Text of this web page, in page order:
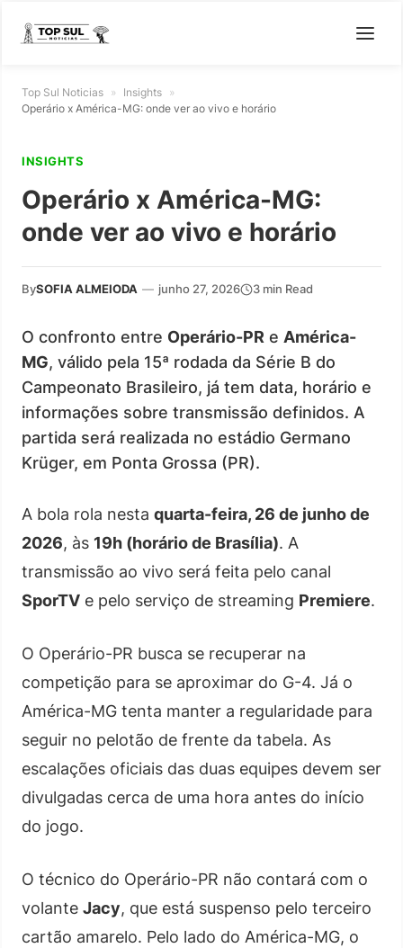
Top Sul Noticias » Insights »
Operário x América-MG: onde ver ao vivo e horário
INSIGHTS
Operário x América-MG:
onde ver ao vivo e horário
BySOFIA ALMEIODA — junho 27, 2026 3 min Read
O confronto entre Operário-PR e América-
MG, válido pela 15ª rodada da Série B do
Campeonato Brasileiro, já tem data, horário e
informações sobre transmissão definidos. A
partida será realizada no estádio Germano
Krüger, em Ponta Grossa (PR).
A bola rola nesta quarta-feira, 26 de junho de
2026, às 19h (horário de Brasília). A
transmissão ao vivo será feita pelo canal
SporTV e pelo serviço de streaming Premiere.
O Operário-PR busca se recuperar na
competição para se aproximar do G-4. Já o
América-MG tenta manter a regularidade para
seguir no pelotão de frente da tabela. As
escalações oficiais das duas equipes devem ser
divulgadas cerca de uma hora antes do início
do jogo.
O técnico do Operário-PR não contará com o
volante Jacy, que está suspenso pelo terceiro
cartão amarelo. Pelo lado do América-MG, o